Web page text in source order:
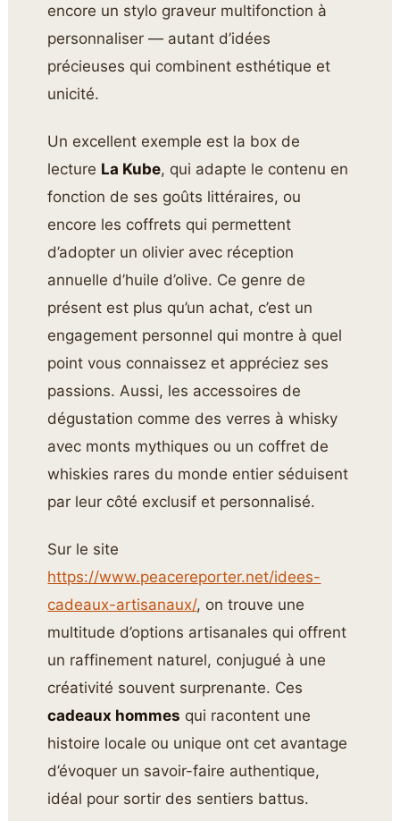
encore un stylo graveur multifonction à
personnaliser — autant d’idées
précieuses qui combinent esthétique et
unicité.
Un excellent exemple est la box de
lecture La Kube, qui adapte le contenu en
fonction de ses goûts littéraires, ou
encore les coffrets qui permettent
d’adopter un olivier avec réception
annuelle d’huile d’olive. Ce genre de
présent est plus qu’un achat, c’est un
engagement personnel qui montre à quel
point vous connaissez et appréciez ses
passions. Aussi, les accessoires de
dégustation comme des verres à whisky
avec monts mythiques ou un coffret de
whiskies rares du monde entier séduisent
par leur côté exclusif et personnalisé.
Sur le site
https://www.peacereporter.net/idees-
cadeaux-artisanaux/, on trouve une
multitude d’options artisanales qui offrent
un raffinement naturel, conjugué à une
créativité souvent surprenante. Ces
cadeaux hommes qui racontent une
histoire locale ou unique ont cet avantage
d’évoquer un savoir-faire authentique,
idéal pour sortir des sentiers battus.